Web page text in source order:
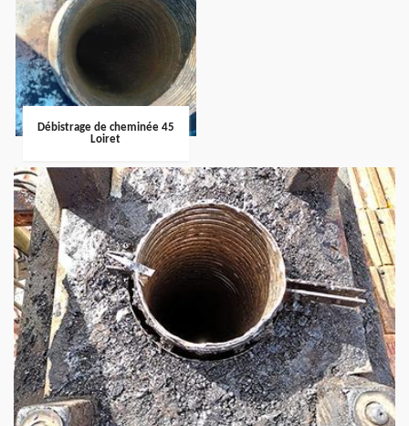
Débistrage de cheminée 45
Loiret